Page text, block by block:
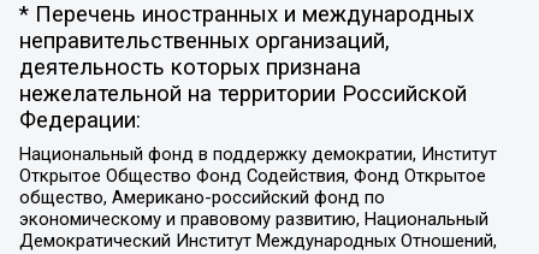
* Перечень иностранных и международных
неправительственных организаций,
деятельность которых признана
нежелательной на территории Российской
Федерации:
Национальный фонд в поддержку демократии, Институт
Открытое Общество Фонд Содействия, Фонд Открытое
общество, Американо-российский фонд по
экономическому и правовому развитию, Национальный
Демократический Институт Международных Отношений,